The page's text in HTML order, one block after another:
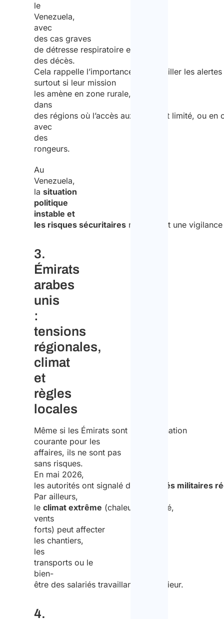
le
Venezuela,
avec
des cas graves
de détresse respiratoire et
des décès.
Cela rappelle l’importance de surveiller les
surtout si leur mission
les amène en zone rurale,
dans
des régions où l’accès aux soins est limité, ou en
avec
des
rongeurs.
Au
Venezuela,
la situation
politique
instable et
les risques sécuritairesnécessitent une vigilance
3.
Émirats
arabes
unis
:
tensions
régionales,
climat
et
règles
locales
Même si les Émirats sont une destination
courante pour les
affaires, ils ne sont pas
sans risques.
En mai 2026,
les autorités ont signalé des
activités militaires
Par ailleurs,
le climat extrême (chaleur, humidité,
vents
forts) peut affecter
les chantiers,
les
transports ou le
bien-
être des salariés travaillant en extérieur.
4.